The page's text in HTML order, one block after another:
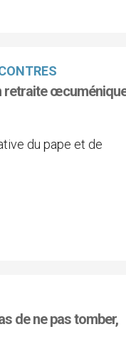
retraite
du pape et de
de ne pas tomber,